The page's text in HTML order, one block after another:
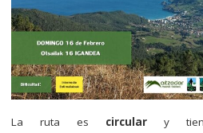
La ruta es circular y